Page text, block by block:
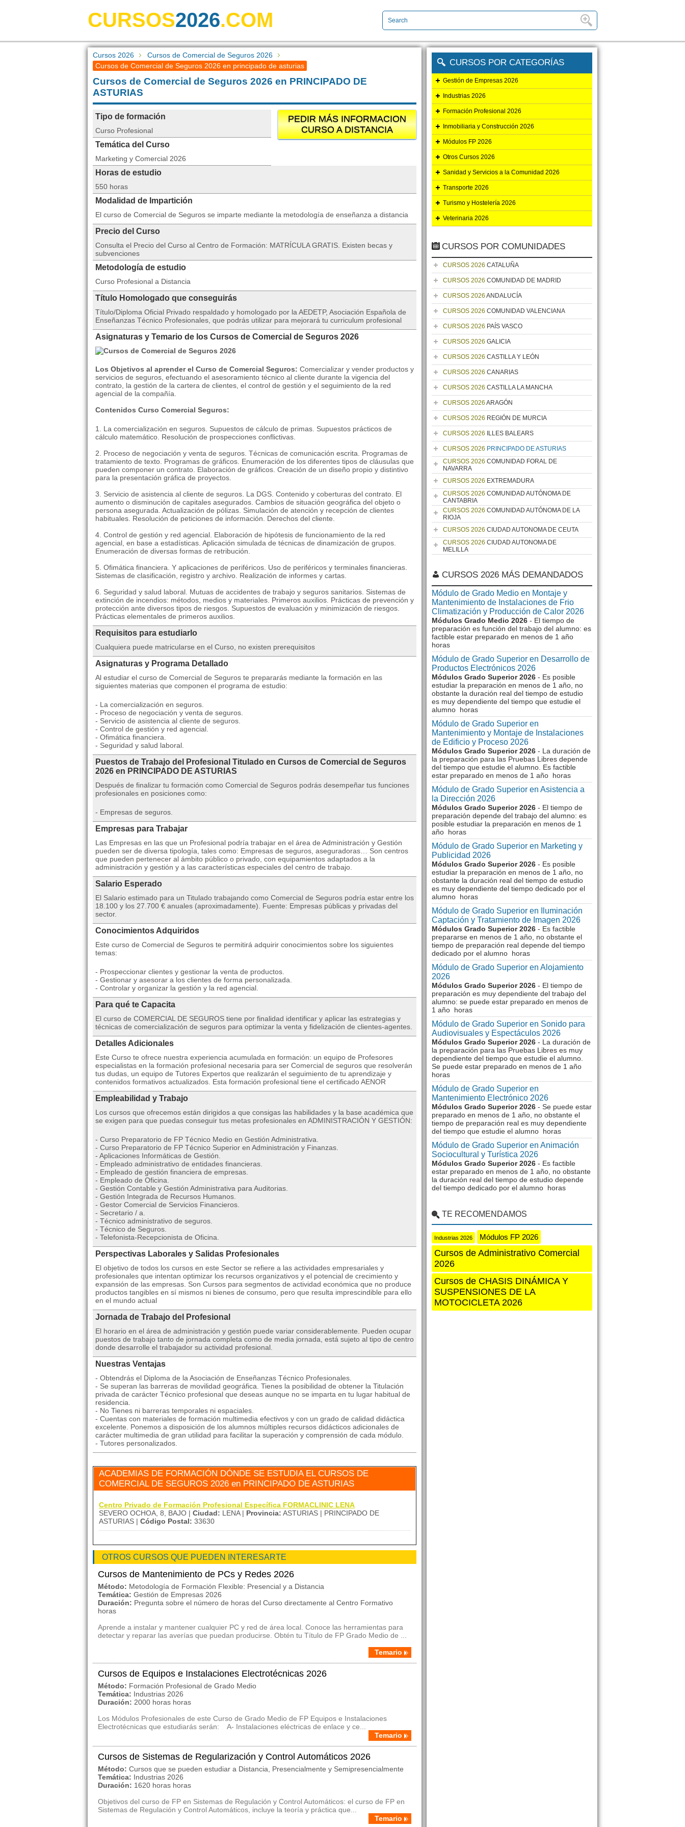
CURSOS2026.COM
Cursos 2026
Cursos de Comercial de Seguros 2026
Cursos de Comercial de Seguros 2026 en principado de asturias
Cursos de Comercial de Seguros 2026 en PRINCIPADO DE
ASTURIAS
PEDIR MÁS INFORMACION
CURSO A DISTANCIA
Tipo de formación
Curso Profesional
Temática del Curso
Marketing y Comercial 2026
Horas de estudio
550 horas
Modalidad de Impartición
El curso de Comercial de Seguros se imparte mediante la metodología de enseñanza a distancia
Precio del Curso
Consulta el Precio del Curso al Centro de Formación: MATRÍCULA GRATIS. Existen becas y
subvenciones
Metodología de estudio
Curso Profesional a Distancia
Título Homologado que conseguirás
Título/Diploma Oficial Privado respaldado y homologado por la AEDETP, Asociación Española de
Enseñanzas Técnico Profesionales, que podrás utilizar para mejorará tu curriculum profesional
Asignaturas y Temario de los Cursos de Comercial de Seguros 2026
Los Objetivos al aprender el Curso de Comercial Seguros: Comercializar y vender productos y
servicios de seguros, efectuando el asesoramiento técnico al cliente durante la vigencia del
contrato, la gestión de la cartera de clientes, el control de gestión y el seguimiento de la red
agencial de la compañía.
Contenidos Curso Comercial Seguros:
1. La comercialización en seguros. Supuestos de cálculo de primas. Supuestos prácticos de
cálculo matemático. Resolución de prospecciones conflictivas.
2. Proceso de negociación y venta de seguros. Técnicas de comunicación escrita. Programas de
tratamiento de texto. Programas de gráficos. Enumeración de los diferentes tipos de cláusulas que
pueden componer un contrato. Elaboración de gráficos. Creación de un diseño propio y distintivo
para la presentación gráfica de proyectos.
3. Servicio de asistencia al cliente de seguros. La DGS. Contenido y coberturas del contrato. El
aumento o disminución de capitales asegurados. Cambios de situación geográfica del objeto o
persona asegurada. Actualización de pólizas. Simulación de atención y recepción de clientes
habituales. Resolución de peticiones de información. Derechos del cliente.
4. Control de gestión y red agencial. Elaboración de hipótesis de funcionamiento de la red
agencial, en base a estadísticas. Aplicación simulada de técnicas de dinamización de grupos.
Enumeración de diversas formas de retribución.
5. Ofimática financiera. Y aplicaciones de periféricos. Uso de periféricos y terminales financieras.
Sistemas de clasificación, registro y archivo. Realización de informes y cartas.
6. Seguridad y salud laboral. Mutuas de accidentes de trabajo y seguros sanitarios. Sistemas de
extinción de incendios: métodos, medios y materiales. Primeros auxilios. Prácticas de prevención y
protección ante diversos tipos de riesgos. Supuestos de evaluación y minimización de riesgos.
Prácticas elementales de primeros auxilios.
Requisitos para estudiarlo
Cualquiera puede matricularse en el Curso, no existen prerequisitos
Asignaturas y Programa Detallado
Al estudiar el curso de Comercial de Seguros te prepararás mediante la formación en las
siguientes materias que componen el programa de estudio:
- La comercialización en seguros.
- Proceso de negociación y venta de seguros.
- Servicio de asistencia al cliente de seguros.
- Control de gestión y red agencial.
- Ofimática financiera.
- Seguridad y salud laboral.
Puestos de Trabajo del Profesional Titulado en Cursos de Comercial de Seguros
2026 en PRINCIPADO DE ASTURIAS
Después de finalizar tu formación como Comercial de Seguros podrás desempeñar tus funciones
profesionales en posiciones como:
- Empresas de seguros.
Empresas para Trabajar
Las Empresas en las que un Profesional podría trabajar en el área de Administración y Gestión
pueden ser de diversa tipología, tales como: Empresas de seguros, aseguradoras… Son centros
que pueden pertenecer al ámbito público o privado, con equipamientos adaptados a la
administración y gestión y a las características especiales del centro de trabajo.
Salario Esperado
El Salario estimado para un Titulado trabajando como Comercial de Seguros podría estar entre los
18.100 y los 27.700 € anuales (aproximadamente). Fuente: Empresas públicas y privadas del
sector.
Conocimientos Adquiridos
Este curso de Comercial de Seguros te permitirá adquirir conocimientos sobre los siguientes
temas:
- Prospeccionar clientes y gestionar la venta de productos.
- Gestionar y asesorar a los clientes de forma personalizada.
- Controlar y organizar la gestión y la red agencial.
Para qué te Capacita
El curso de COMERCIAL DE SEGUROS tiene por finalidad identificar y aplicar las estrategias y
técnicas de comercialización de seguros para optimizar la venta y fidelización de clientes-agentes.
Detalles Adicionales
Este Curso te ofrece nuestra experiencia acumulada en formación: un equipo de Profesores
especialistas en la formación profesional necesaria para ser Comercial de seguros que resolverán
tus dudas, un equipo de Tutores Expertos que realizarán el seguimiento de tu aprendizaje y
contenidos formativos actualizados. Esta formación profesional tiene el certificado AENOR
Empleabilidad y Trabajo
Los cursos que ofrecemos están dirigidos a que consigas las habilidades y la base académica que
se exigen para que puedas conseguir tus metas profesionales en ADMINISTRACIÓN Y GESTIÓN:
- Curso Preparatorio de FP Técnico Medio en Gestión Administrativa.
- Curso Preparatorio de FP Técnico Superior en Administración y Finanzas.
- Aplicaciones Informáticas de Gestión.
- Empleado administrativo de entidades financieras.
- Empleado de gestión financiera de empresas.
- Empleado de Oficina.
- Gestión Contable y Gestión Administrativa para Auditorias.
- Gestión Integrada de Recursos Humanos.
- Gestor Comercial de Servicios Financieros.
- Secretario / a.
- Técnico administrativo de seguros.
- Técnico de Seguros.
- Telefonista-Recepcionista de Oficina.
Perspectivas Laborales y Salidas Profesionales
El objetivo de todos los cursos en este Sector se refiere a las actividades empresariales y
profesionales que intentan optimizar los recursos organizativos y el potencial de crecimiento y
expansión de las empresas. Son Cursos para segmentos de actividad económica que no produce
productos tangibles en sí mismos ni bienes de consumo, pero que resulta imprescindible para ello
en el mundo actual
Jornada de Trabajo del Profesional
El horario en el área de administración y gestión puede variar considerablemente. Pueden ocupar
puestos de trabajo tanto de jornada completa como de media jornada, está sujeto al tipo de centro
donde desarrolle el trabajador su actividad profesional.
Nuestras Ventajas
- Obtendrás el Diploma de la Asociación de Enseñanzas Técnico Profesionales.
- Se superan las barreras de movilidad geográfica. Tienes la posibilidad de obtener la Titulación
privada de carácter Técnico profesional que deseas aunque no se imparta en tu lugar habitual de
residencia.
- No Tienes ni barreras temporales ni espaciales.
- Cuentas con materiales de formación multimedia efectivos y con un grado de calidad didáctica
excelente. Ponemos a disposición de los alumnos múltiples recursos didácticos adicionales de
carácter multimedia de gran utilidad para facilitar la superación y comprensión de cada módulo.
- Tutores personalizados.
ACADEMIAS DE FORMACIÓN DÓNDE SE ESTUDIA EL CURSOS DE
COMERCIAL DE SEGUROS 2026 en PRINCIPADO DE ASTURIAS
Centro Privado de Formación Profesional Específica FORMACLINIC LENA
SEVERO OCHOA, 8, BAJO | Ciudad: LENA | Provincia: ASTURIAS | PRINCIPADO DE
ASTURIAS | Código Postal: 33630
OTROS CURSOS QUE PUEDEN INTERESARTE
Cursos de Mantenimiento de PCs y Redes 2026
Método: Metodología de Formación Flexible: Presencial y a Distancia
Temática: Gestión de Empresas 2026
Duración: Pregunta sobre el número de horas del Curso directamente al Centro Formativo
horas
Aprende a instalar y mantener cualquier PC y red de área local. Conoce las herramientas para
detectar y reparar las averías que puedan producirse. Obtén tu Título de FP Grado Medio de ...
Temario
Cursos de Equipos e Instalaciones Electrotécnicas 2026
Método: Formación Profesional de Grado Medio
Temática: Industrias 2026
Duración: 2000 horas horas
Los Módulos Profesionales de este Curso de Grado Medio de FP Equipos e Instalaciones
Electrotécnicas que estudiarás serán: A- Instalaciones eléctricas de enlace y ce...
Temario
Cursos de Sistemas de Regularización y Control Automáticos 2026
Método: Cursos que se pueden estudiar a Distancia, Presencialmente y Semipresencialmente
Temática: Industrias 2026
Duración: 1620 horas horas
Objetivos del curso de FP en Sistemas de Regulación y Control Automáticos: el curso de FP en
Sistemas de Regulación y Control Automáticos, incluye la teoría y práctica que...
Temario
CURSOS POR CATEGORÍAS
Gestión de Empresas 2026
Industrias 2026
Formación Profesional 2026
Inmobiliaria y Construcción 2026
Módulos FP 2026
Otros Cursos 2026
Sanidad y Servicios a la Comunidad 2026
Transporte 2026
Turismo y Hostelería 2026
Veterinaria 2026
CURSOS POR COMUNIDADES
CURSOS 2026 CATALUÑA
CURSOS 2026 COMUNIDAD DE MADRID
CURSOS 2026 ANDALUCÍA
CURSOS 2026 COMUNIDAD VALENCIANA
CURSOS 2026 PAÍS VASCO
CURSOS 2026 GALICIA
CURSOS 2026 CASTILLA Y LEÓN
CURSOS 2026 CANARIAS
CURSOS 2026 CASTILLA LA MANCHA
CURSOS 2026 ARAGÓN
CURSOS 2026 REGIÓN DE MURCIA
CURSOS 2026 ILLES BALEARS
CURSOS 2026 PRINCIPADO DE ASTURIAS
CURSOS 2026 COMUNIDAD FORAL DE
NAVARRA
CURSOS 2026 EXTREMADURA
CURSOS 2026 COMUNIDAD AUTÓNOMA DE
CANTABRIA
CURSOS 2026 COMUNIDAD AUTÓNOMA DE LA
RIOJA
CURSOS 2026 CIUDAD AUTONOMA DE CEUTA
CURSOS 2026 CIUDAD AUTONOMA DE
MELILLA
CURSOS 2026 MÁS DEMANDADOS
Módulo de Grado Medio en Montaje y
Mantenimiento de Instalaciones de Frio
Climatización y Producción de Calor 2026
Módulos Grado Medio 2026 - El tiempo de
preparación es función del trabajo del alumno: es
factible estar preparado en menos de 1 año
horas
Módulo de Grado Superior en Desarrollo de
Productos Electrónicos 2026
Módulos Grado Superior 2026 - Es posible
estudiar la preparación en menos de 1 año, no
obstante la duración real del tiempo de estudio
es muy dependiente del tiempo que estudie el
alumno horas
Módulo de Grado Superior en
Mantenimiento y Montaje de Instalaciones
de Edificio y Proceso 2026
Módulos Grado Superior 2026 - La duración de
la preparación para las Pruebas Libres depende
del tiempo que estudie el alumno. Es factible
estar preparado en menos de 1 año horas
Módulo de Grado Superior en Asistencia a
la Dirección 2026
Módulos Grado Superior 2026 - El tiempo de
preparación depende del trabajo del alumno: es
posible estudiar la preparación en menos de 1
año horas
Módulo de Grado Superior en Marketing y
Publicidad 2026
Módulos Grado Superior 2026 - Es posible
estudiar la preparación en menos de 1 año, no
obstante la duración real del tiempo de estudio
es muy dependiente del tiempo dedicado por el
alumno horas
Módulo de Grado Superior en Iluminación
Captación y Tratamiento de Imagen 2026
Módulos Grado Superior 2026 - Es factible
prepararse en menos de 1 año, no obstante el
tiempo de preparación real depende del tiempo
dedicado por el alumno horas
Módulo de Grado Superior en Alojamiento
2026
Módulos Grado Superior 2026 - El tiempo de
preparación es muy dependiente del trabajo del
alumno: se puede estar preparado en menos de
1 año horas
Módulo de Grado Superior en Sonido para
Audiovisuales y Espectáculos 2026
Módulos Grado Superior 2026 - La duración de
la preparación para las Pruebas Libres es muy
dependiente del tiempo que estudie el alumno.
Se puede estar preparado en menos de 1 año
horas
Módulo de Grado Superior en
Mantenimiento Electrónico 2026
Módulos Grado Superior 2026 - Se puede estar
preparado en menos de 1 año, no obstante el
tiempo de preparación real es muy dependiente
del tiempo que estudie el alumno horas
Módulo de Grado Superior en Animación
Sociocultural y Turística 2026
Módulos Grado Superior 2026 - Es factible
estar preparado en menos de 1 año, no obstante
la duración real del tiempo de estudio depende
del tiempo dedicado por el alumno horas
TE RECOMENDAMOS
Industrias 2026 Módulos FP 2026
Cursos de Administrativo Comercial
2026
Cursos de CHASIS DINÁMICA Y
SUSPENSIONES DE LA
MOTOCICLETA 2026